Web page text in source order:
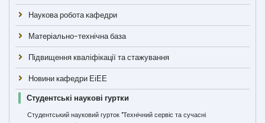
Наукова робота кафедри
Матеріально-технічна база
Підвищення кваліфікації та стажування
Новини кафедри ЕіЕЕ
Студентські наукові гуртки
Студентський науковий гурток "Технічний сервіс та сучасні